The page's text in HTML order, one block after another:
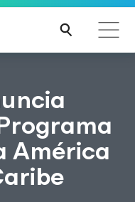
clientes afetados
da CrowdStrike
América